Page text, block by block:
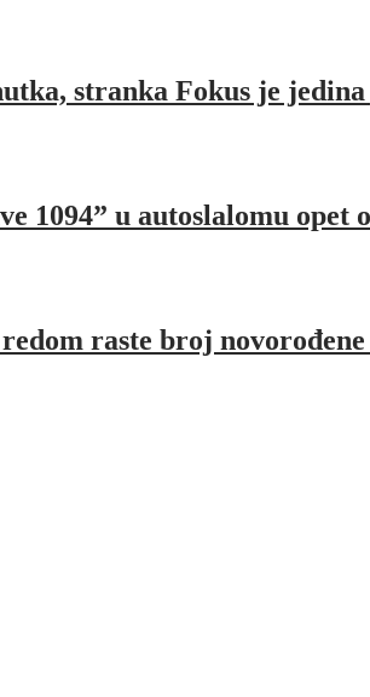
stranka Fokus je
1094” u autoslalomu opet
raste broj